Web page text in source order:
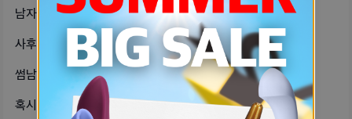
남자친구가-흥분이나-발기는-잘하는데-ae74dbbc
사후피임약-먹고-주기-이상해져서-생리-4e6e5abb
썸남이랑-카톡하는데-무슨-대화를-해야-fad6f577
혹시-자기들-중에-편의점-알바인데-재-fa853eed